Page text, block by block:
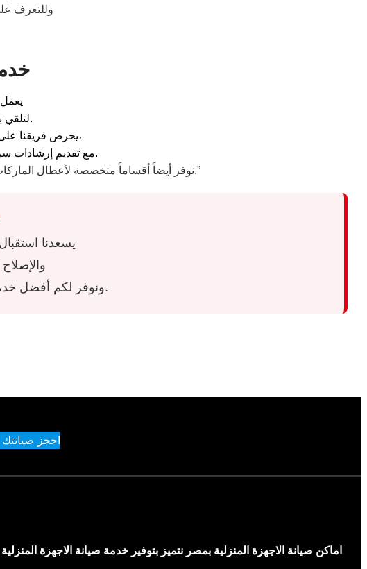
وللتعرف
لتلقي بلاغات أعطال الثلاجات والديب فريزر باحترافية وسرعة.
يحرص فريقنا على تسجيل بياناتك وتحديد موعد الزيارة المنزلية للفني خلال 24 ساعة،
مع تقديم إرشادات سريعة لحماية جهازك لحين وصول المهندس المختص لضمان رضاك التام.
“نوفر أيضاً أقساماً متخصصة لأعطالبقطع غيار أصلية.”
يسعدنا
ونوفر لكم أفضل خدمات الصيانة المعتمدة بأعلى جودة وأقل تكلفة ممكنة لراحة بالكم.
احجز صيانتك
اماكن صيانة الاجهزة المنزلية بمصر نتميز بتوفير خدمة صيانة الاجهزة